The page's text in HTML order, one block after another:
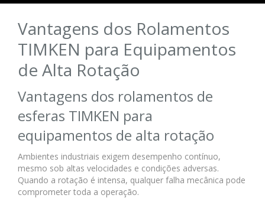
Vantagens dos Rolamentos
TIMKEN para Equipamentos
de Alta Rotação
Vantagens dos rolamentos de
esferas TIMKEN para
equipamentos de alta rotação
Ambientes industriais exigem desempenho contínuo,
mesmo sob altas velocidades e condições adversas.
Quando a rotação é intensa, qualquer falha mecânica pode
comprometer toda a operação.